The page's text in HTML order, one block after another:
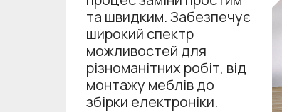
та швидким. Забезпечує
широкий спектр
можливостей для
різноманітних робіт, від
монтажу меблів до
збірки електроніки.